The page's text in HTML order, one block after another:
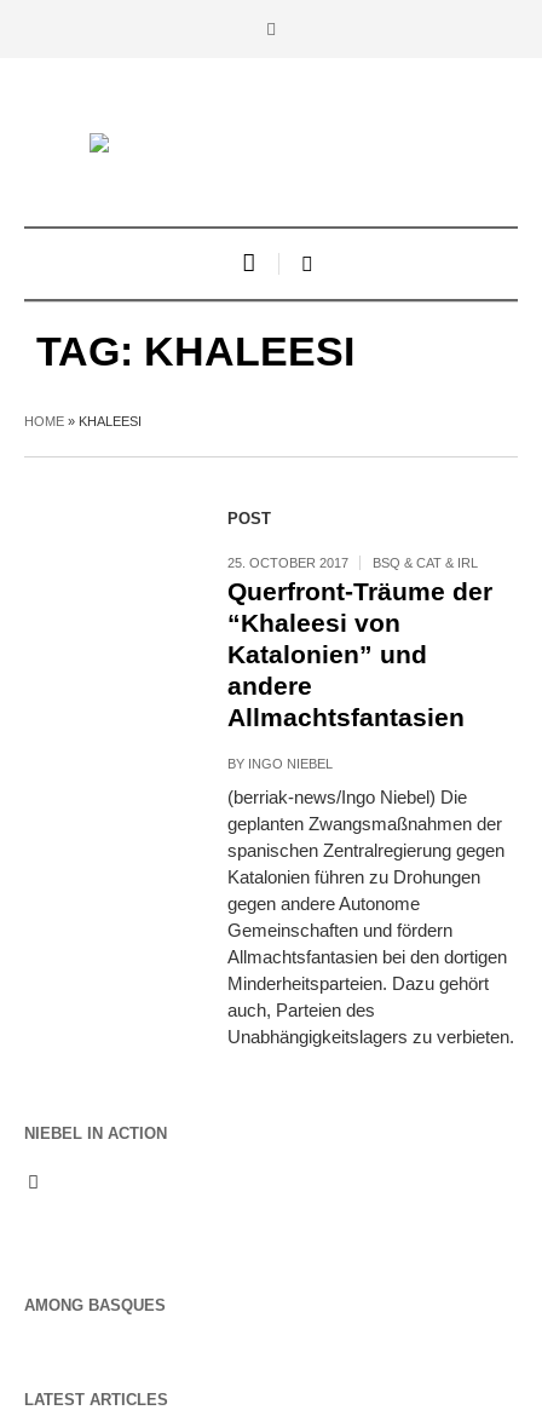
TAG: KHALEESI
HOME » KHALEESI
POST
25. OCTOBER 2017 BSQ & CAT & IRL
Querfront-Träume der
“Khaleesi von
Katalonien” und
andere
Allmachtsfantasien
BY INGO NIEBEL
(berriak-news/Ingo Niebel) Die
geplanten Zwangsmaßnahmen der
spanischen Zentralregierung gegen
Katalonien führen zu Drohungen
gegen andere Autonome
Gemeinschaften und fördern
Allmachtsfantasien bei den dortigen
Minderheitsparteien. Dazu gehört
auch, Parteien des
Unabhängigkeitslagers zu verbieten.
NIEBEL IN ACTION
AMONG BASQUES
LATEST ARTICLES